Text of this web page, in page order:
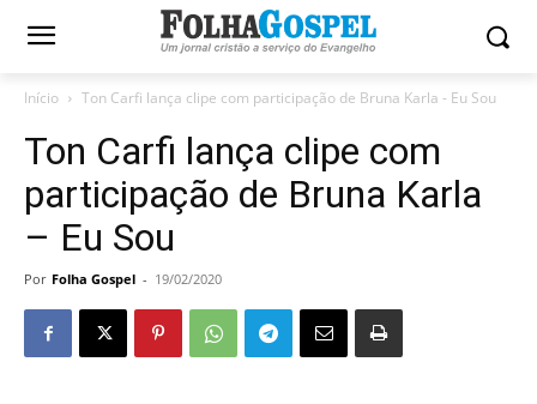
Início Ton Carfi lança clipe com participação de Bruna Karla - Eu Sou
Ton Carfi lança clipe com
participação de Bruna Karla
– Eu Sou
Por Folha Gospel - 19/02/2020